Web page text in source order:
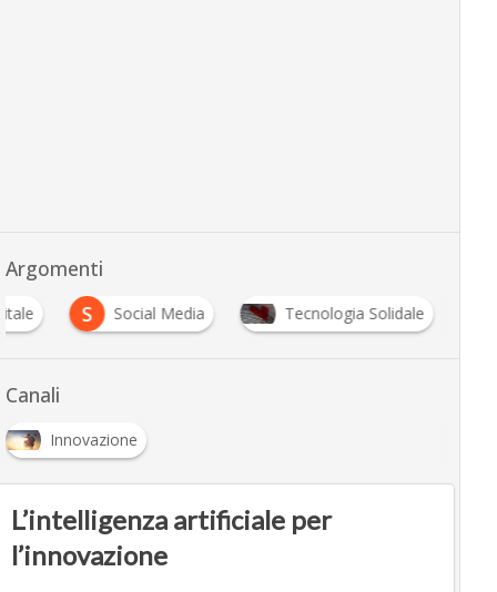
Argomenti
S Social Media Tecnologia Solidale
Canali
Innovazione
L’intelligenza artificiale per
l’innovazione